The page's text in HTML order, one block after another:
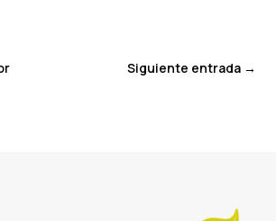
Siguiente entrada→